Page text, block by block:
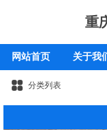
重
网站首页 关于我
分类列表